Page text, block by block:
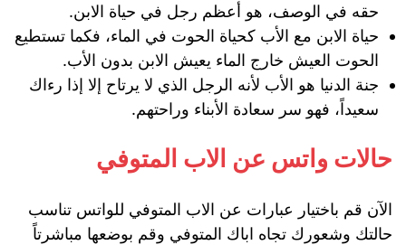
حقه في الوصف، هو أعظم رجل في حياة الابن.
حياة الابن مع الأب كحياة الحوت في الماء، فكما تستطيع
الحوت العيش خارج الماء يعيش الابن بدون الأب.
جنة الدنيا هو الأب لأنه الرجل الذي لا يرتاح إلا إذا رءاك
سعيداً، فهو سر سعادة الأبناء وراحتهم.
حالات واتس عن الاب المتوفي
الآن قم باختيار عبارات عن الاب المتوفي للواتس تناسب
حالتك وشعورك تجاه اباك المتوفي وقم بوضعها مباشرتاً